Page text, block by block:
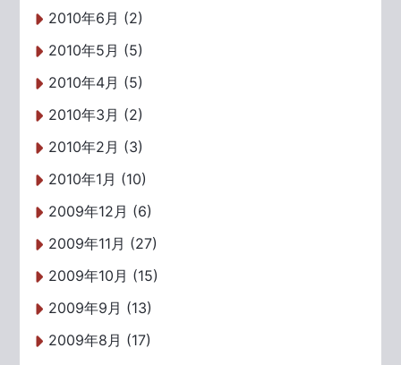
2010年6月 (2)
2010年5月 (5)
2010年4月 (5)
2010年3月 (2)
2010年2月 (3)
2010年1月 (10)
2009年12月 (6)
2009年11月 (27)
2009年10月 (15)
2009年9月 (13)
2009年8月 (17)